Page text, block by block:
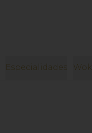
Especialidades Wok.